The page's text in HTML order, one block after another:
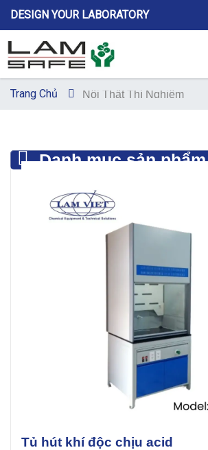
DESIGN YOUR LABORATORY
Trang Chủ Nội Thất Thí Nghiệm
Tủ hút khí độc chịu acid